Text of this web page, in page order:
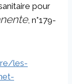
pour
, n°179-
les-